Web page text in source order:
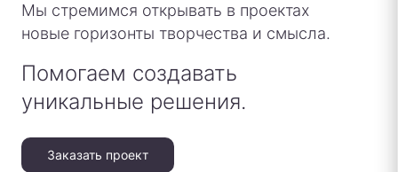
Мы стремимся открывать в проектах
новые горизонты творчества и смысла.
Помогаем создавать
уникальные решения.
Заказать проект